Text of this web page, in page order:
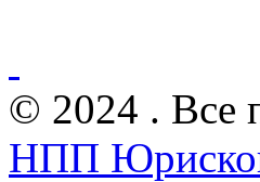
© 2024 . Все
НПП